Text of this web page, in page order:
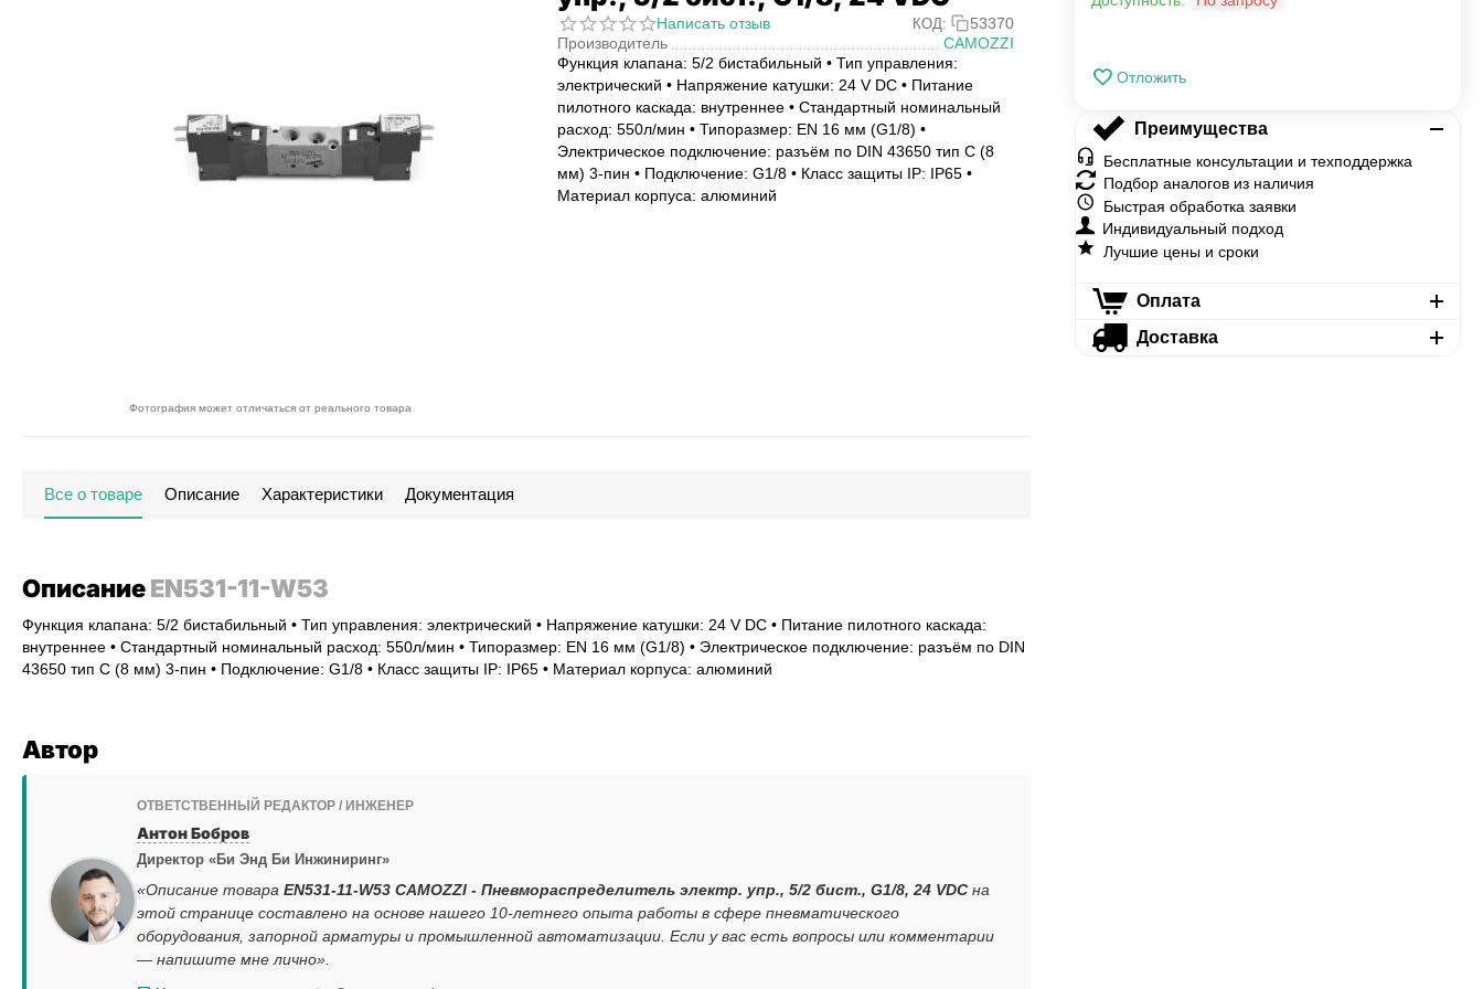
Фотография может отличаться от реального товара
Написать отзыв КОД:
53370
Производитель
CAMOZZI
Функция клапана: 5/2 бистабильный • Тип управления:
электрический • Напряжение катушки: 24 V DC • Питание
пилотного каскада: внутреннее • Стандартный номинальный
расход: 550л/мин • Типоразмер: EN 16 мм (G1/8) •
Электрическое подключение: разъём по DIN 43650 тип C (8
мм) 3-пин • Подключение: G1/8 • Класс защиты IP: IP65 •
Материал корпуса: алюминий
Отложить
Преимущества
Бесплатные консультации и техподдержка
Подбор аналогов из наличия
Быстрая обработка заявки
Индивидуальный подход
Лучшие цены и сроки
Оплата
Доставка
Все о товаре Описание Характеристики Документация
ОписаниеEN531-11-W53
Функция клапана: 5/2 бистабильный • Тип управления: электрический • Напряжение катушки: 24 V DC • Питание пилотного каскада:
внутреннее • Стандартный номинальный расход: 550л/мин • Типоразмер: EN 16 мм (G1/8) • Электрическое подключение: разъём по DIN
43650 тип C (8 мм) 3-пин • Подключение: G1/8 • Класс защиты IP: IP65 • Материал корпуса: алюминий
Автор
ОТВЕТСТВЕННЫЙ РЕДАКТОР / ИНЖЕНЕР
Антон Бобров
Директор «Би Энд Би Инжиниринг»
«Описание товара EN531-11-W53 CAMOZZI - Пневмораспределитель электр. упр., 5/2 бист., G1/8, 24 VDC на
этой странице составлено на основе нашего 10-летнего опыта работы в сфере пневматического
оборудования, запорной арматуры и промышленной автоматизации. Если у вас есть вопросы или комментарии
— напишите мне лично».